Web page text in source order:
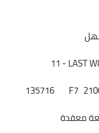
11 - LAST
135716
F7